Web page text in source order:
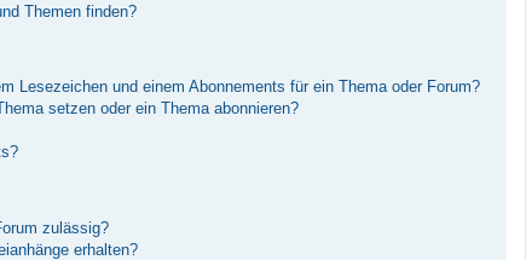
Themen finden?
Lesezeichen und einem Abonnements für ein Thema oder Forum?
setzen oder ein Thema abonnieren?
zulässig?
erhalten?